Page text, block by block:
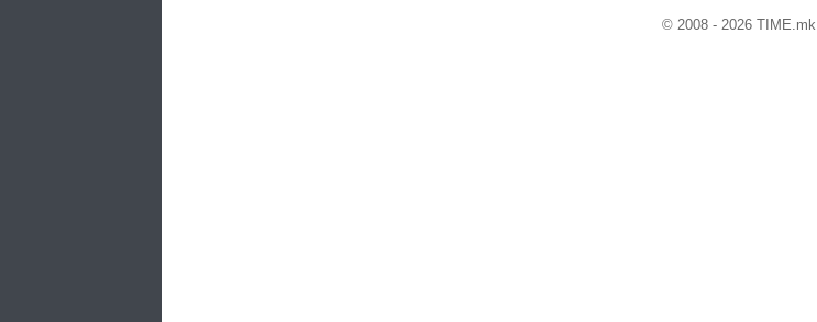
© 2008 - 2026 TIME.mk